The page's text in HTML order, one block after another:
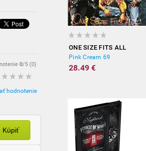
0/5 (0)
hodnotenie
Kúpiť
ONE SIZE FITS ALL
Pink Cream 69
28.49 €